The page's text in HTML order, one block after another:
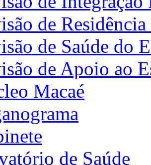
de
de Saúde do
de Apoio ao
Macaé
de Saúde